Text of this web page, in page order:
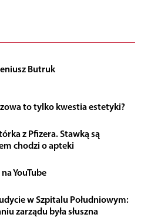
Butruk
to tylko kwestia estetyki?
z Pfizera. Stawką są
chodzi o apteki
YouTube
w Szpitalu Południowym:
zarządu była słuszna